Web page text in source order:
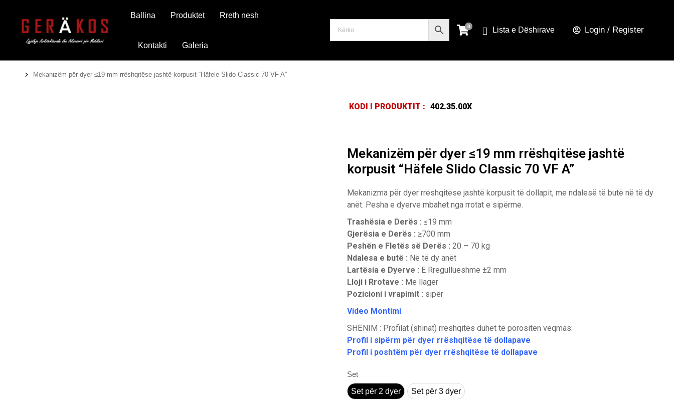
Ballina Produktet Rreth nesh
Kontakti Galeria
Lista e Dëshirave Login / Register
You are here:
Mekanizëm për dyer ≤19 mm rrëshqitëse jashtë korpusit “Häfele Slido Classic 70 VF A”
KODI I PRODUKTIT : 402.35.00X
Mekanizëm për dyer ≤19 mm rrëshqitëse jashtë
korpusit “Häfele Slido Classic 70 VF A”
Mekanizma për dyer rrëshqitëse jashtë korpusit të dollapit, me ndalesë të butë në të dy
anët. Pesha e dyerve mbahet nga rrotat e sipërme.
Trashësia e Derës : ≤19 mm
Gjerësia e Derës : ≥700 mm
Peshën e Fletës së Derës : 20 – 70 kg
Ndalesa e butë : Në të dy anët
Lartësia e Dyerve : E Rregullueshme ±2 mm
Lloji i Rrotave : Me llager
Pozicioni i vrapimit : sipër
Video Montimi
SHËNIM : Profilat (shinat) rrëshqitës duhet të porositen veqmas:
Profil i sipërm për dyer rrëshqitëse të dollapave
Profil i poshtëm për dyer rrëshqitëse të dollapave
Set
Set për 2 dyer
Set për 2 dyer Set për 3 dyer